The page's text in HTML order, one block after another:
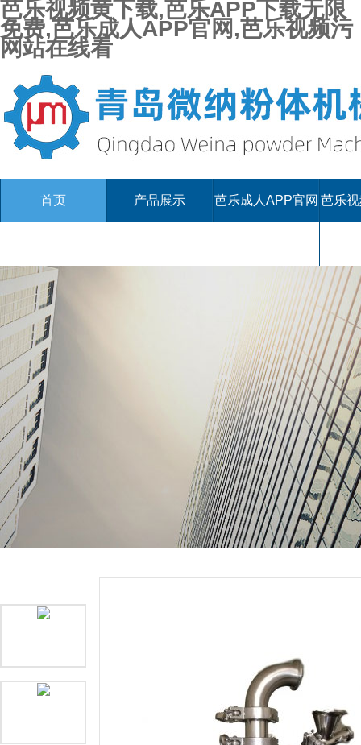
芭乐视频黄下载,芭乐APP下载无限
免费,芭乐成人APP官网,芭乐视频污
网站在线看
首页 产品展示 芭乐成人APP官网 芭乐
气流芭乐APP下载无限免费